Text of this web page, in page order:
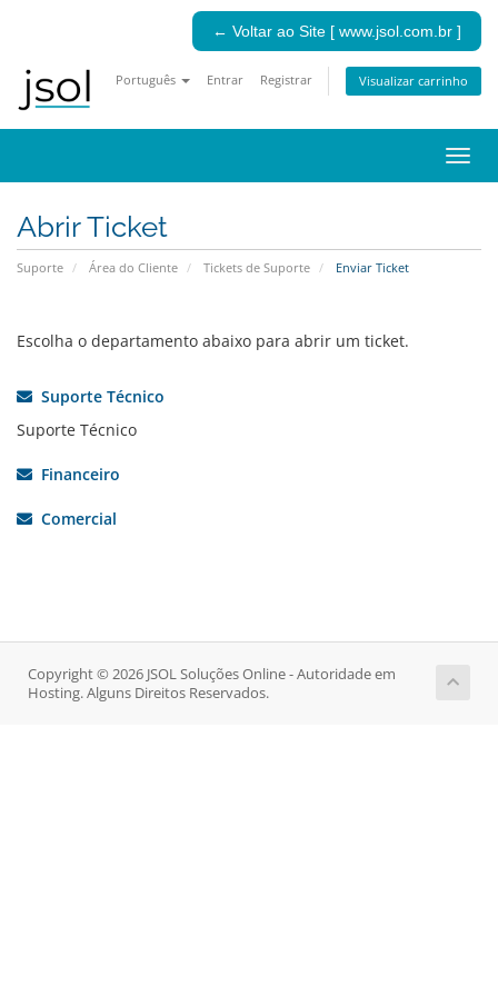
← Voltar ao Site [ www.jsol.com.br ]
Português Entrar Registrar Visualizar carrinho
Abrir Ticket
Suporte Área do Cliente Tickets de Suporte Enviar Ticket
Escolha o departamento abaixo para abrir um ticket.
Suporte Técnico
Suporte Técnico
Financeiro
Comercial
Copyright © 2026 JSOL Soluções Online - Autoridade em
Hosting. Alguns Direitos Reservados.